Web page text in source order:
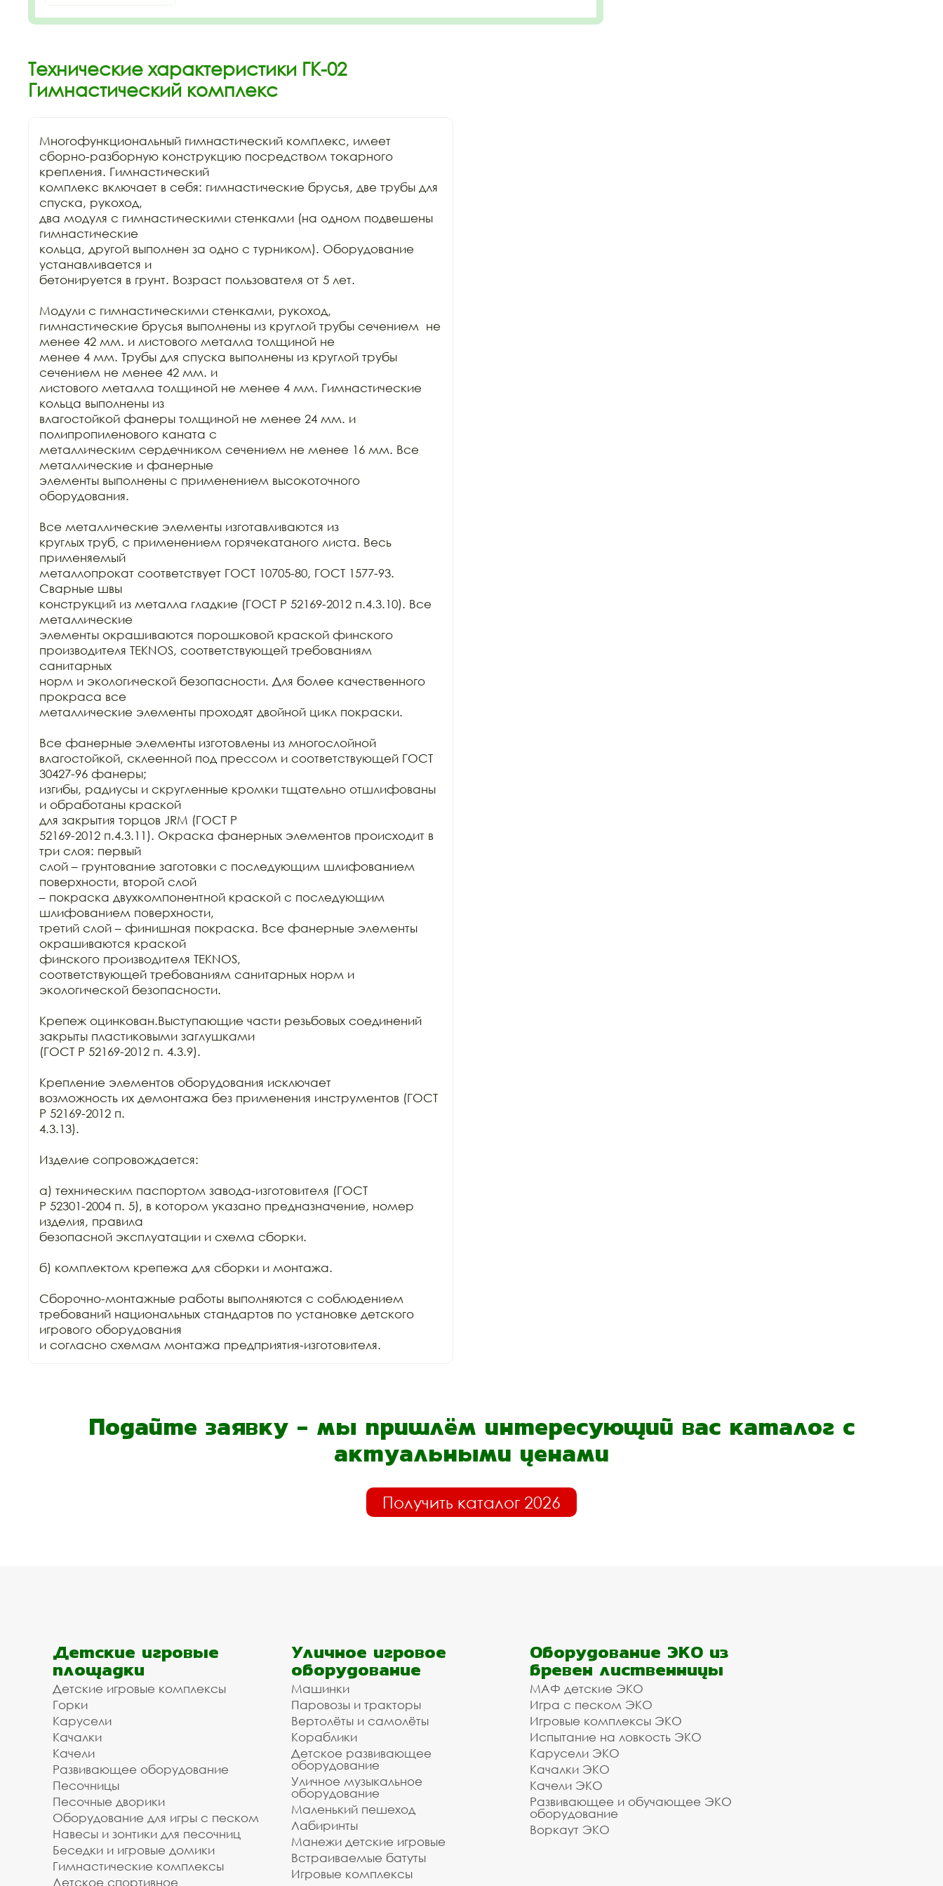
Технические характеристики ГК-02
Гимнастический комплекс
Многофункциональный гимнастический комплекс, имеет
сборно-разборную конструкцию посредством токарного
крепления. Гимнастический
комплекс включает в себя: гимнастические брусья, две трубы для
спуска, рукоход,
два модуля с гимнастическими стенками (на одном подвешены
гимнастические
кольца, другой выполнен за одно с турником). Оборудование
устанавливается и
бетонируется в грунт. Возраст пользователя от 5 лет.
Модули с гимнастическими стенками, рукоход,
гимнастические брусья выполнены из круглой трубы сечением  не
менее 42 мм. и листового металла толщиной не
менее 4 мм. Трубы для спуска выполнены из круглой трубы
сечением не менее 42 мм. и
листового металла толщиной не менее 4 мм. Гимнастические
кольца выполнены из
влагостойкой фанеры толщиной не менее 24 мм. и
полипропиленового каната с
металлическим сердечником сечением не менее 16 мм. Все
металлические и фанерные
элементы выполнены с применением высокоточного
оборудования.
Все металлические элементы изготавливаются из
круглых труб, с применением горячекатаного листа. Весь
применяемый
металлопрокат соответствует ГОСТ 10705-80, ГОСТ 1577-93.
Сварные швы
конструкций из металла гладкие (ГОСТ Р 52169-2012 п.4.3.10). Все
металлические
элементы окрашиваются порошковой краской финского
производителя TEKNOS, соответствующей требованиям
санитарных
норм и экологической безопасности. Для более качественного
прокраса все
металлические элементы проходят двойной цикл покраски.
Все фанерные элементы изготовлены из многослойной
влагостойкой, склеенной под прессом и соответствующей ГОСТ
30427-96 фанеры;
изгибы, радиусы и скругленные кромки тщательно отшлифованы
и обработаны краской
для закрытия торцов JRM (ГОСТ Р
52169-2012 п.4.3.11). Окраска фанерных элементов происходит в
три слоя: первый
слой – грунтование заготовки с последующим шлифованием
поверхности, второй слой
– покраска двухкомпонентной краской с последующим
шлифованием поверхности,
третий слой – финишная покраска. Все фанерные элементы
окрашиваются краской
финского производителя TEKNOS,
соответствующей требованиям санитарных норм и
экологической безопасности.
Крепеж оцинкован.Выступающие части резьбовых соединений
закрыты пластиковыми заглушками
(ГОСТ Р 52169-2012 п. 4.3.9).
Крепление элементов оборудования исключает
возможность их демонтажа без применения инструментов (ГОСТ
Р 52169-2012 п.
4.3.13).
Изделие сопровождается:
а) техническим паспортом завода-изготовителя (ГОСТ
Р 52301-2004 п. 5), в котором указано предназначение, номер
изделия, правила
безопасной эксплуатации и схема сборки.
б) комплектом крепежа для сборки и монтажа.
Сборочно-монтажные работы выполняются с соблюдением
требований национальных стандартов по установке детского
игрового оборудования
и согласно схемам монтажа предприятия-изготовителя.
Подайте заявку - мы пришлём интересующий вас каталог с
актуальными ценами
Получить каталог 2026
Детские игровые
площадки
Детские игровые комплексы
Горки
Карусели
Качалки
Качели
Развивающее оборудование
Песочницы
Песочные дворики
Оборудование для игры с песком
Навесы и зонтики для песочниц
Беседки и игровые домики
Гимнастические комплексы
Детское спортивное
Уличное игровое
оборудование
Машинки
Паровозы и тракторы
Вертолёты и самолёты
Кораблики
Детское развивающее
оборудование
Уличное музыкальное
оборудование
Маленький пешеход
Лабиринты
Манежи детские игровые
Встраиваемые батуты
Игровые комплексы
Оборудование ЭКО из
бревен лиственницы
МАФ детские ЭКО
Игра с песком ЭКО
Игровые комплексы ЭКО
Испытание на ловкость ЭКО
Карусели ЭКО
Качалки ЭКО
Качели ЭКО
Развивающее и обучающее ЭКО
оборудование
Воркаут ЭКО